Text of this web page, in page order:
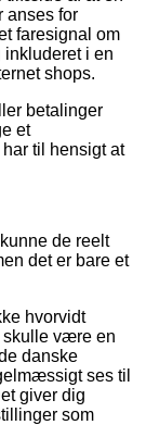
anses for
faresignal om
inkluderet i en
shops.
betalinger
et
til hensigt at
de reelt
det er bare et
hvorvidt
skulle være en
danske
ses til
giver dig
som